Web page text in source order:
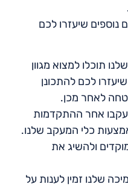
נוספים שיעזרו לכם
תוכלו למצוא מגוון
לכם להתכונן
לאחר מכן.
עקבו אחר ההתקדמות
כלי המעקב שלנו.
ולהשיג את
שלנו זמין לענות על